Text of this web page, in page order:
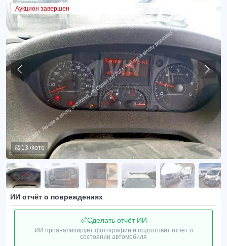
Аукцион завершен
13 Фото
ИИ отчёт о повреждениях
Сделать отчёт ИИ
ИИ проанализирует фотографии и подготовит отчёт о
состоянии автомобиля